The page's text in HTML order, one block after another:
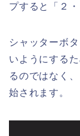
プすると「２
シャッターボ
いようにする
るのではなく
始されます。